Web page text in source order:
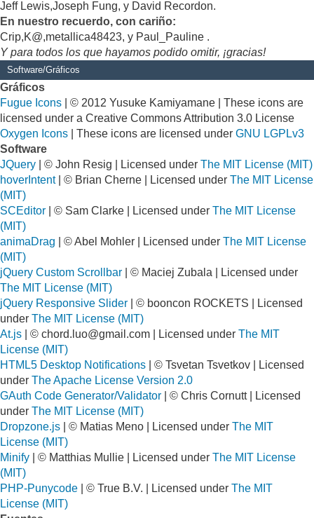
Jeff Lewis,Joseph Fung, y David Recordon.
En nuestro recuerdo, con cariño:
Crip,K@,metallica48423, y Paul_Pauline .
Y para todos los que hayamos podido omitir, ¡gracias!
Software/Gráficos
Gráficos
Fugue Icons | © 2012 Yusuke Kamiyamane | These icons are
licensed under a Creative Commons Attribution 3.0 License
Oxygen Icons | These icons are licensed under GNU LGPLv3
Software
JQuery | © John Resig | Licensed under The MIT License (MIT)
hoverIntent| © Brian Cherne | Licensed under The MIT License
(MIT)
SCEditor | © Sam Clarke | Licensed under The MIT License
(MIT)
animaDrag | © Abel Mohler | Licensed under The MIT License
(MIT)
jQuery Custom Scrollbar | © Maciej Zubala | Licensed under
The MIT License (MIT)
jQuery Responsive Slider | © booncon ROCKETS | Licensed
under The MIT License (MIT)
At.js | © chord.luo@gmail.com | Licensed under The MIT
License (MIT)
HTML5 Desktop Notifications | © Tsvetan Tsvetkov | Licensed
under The Apache License Version 2.0
GAuth Code Generator/Validator | © Chris Cornutt | Licensed
under The MIT License (MIT)
Dropzone.js | © Matias Meno | Licensed under The MIT
License (MIT)
Minify | © Matthias Mullie | Licensed under The MIT License
(MIT)
PHP-Punycode | © True B.V. | Licensed under The MIT
License (MIT)